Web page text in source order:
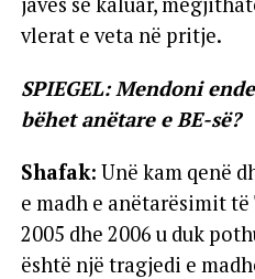
vlerat e veta në pritje.
SPIEGEL: Mendoni
bëhet anëtare e BE-së?
Shafak: Unë kam qenë
e madh e anëtarësimit
2005 dhe 2006 u duk
është një tragjedi e